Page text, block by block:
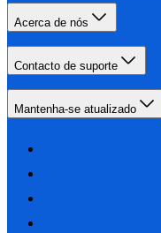
Acerca de nós
Contacto de suporte
Mantenha-se atualizado